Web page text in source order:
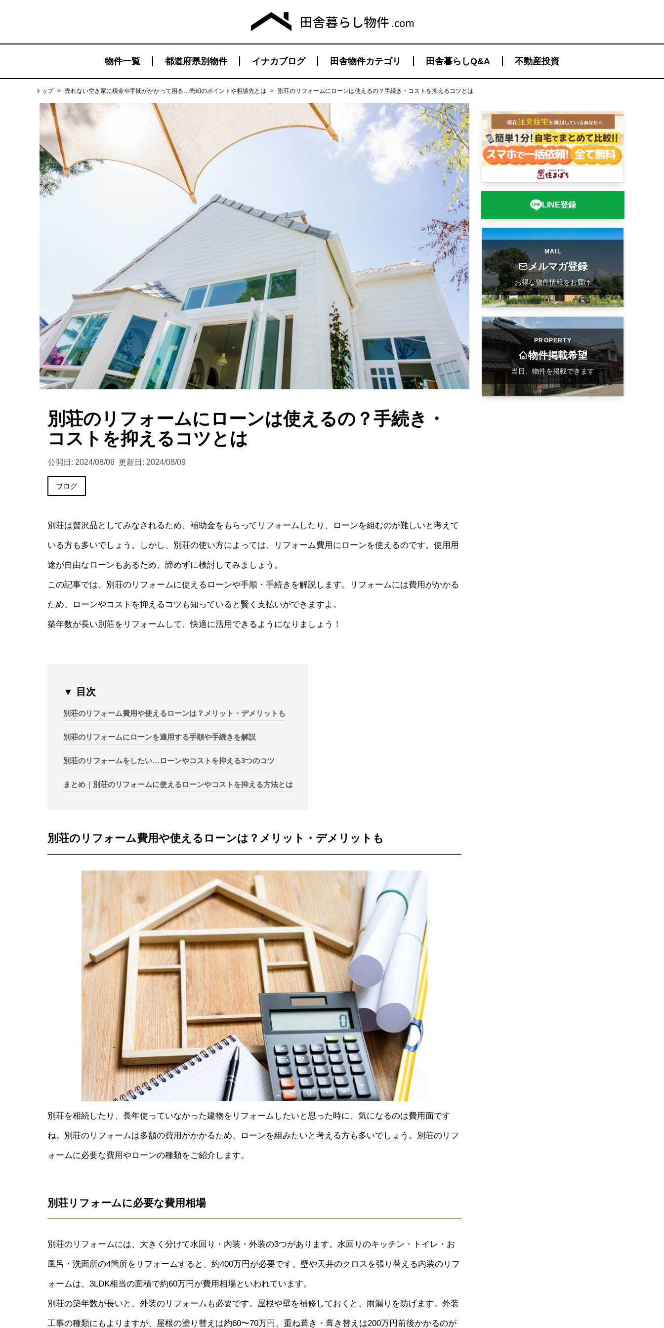
物件一覧 都道府県別物件 イナカブログ 田舎物件カテゴリ 田舎暮らしQ&A 不動産投資
トップ > 売れない空き家に税金や手間がかかって困る…売却のポイントや相談先とは > 別荘のリフォームにローンは使えるの？手続き・コストを抑えるコツとは
別荘のリフォームにローンは使えるの？手続き・
コストを抑えるコツとは
公開日: 2024/08/06 更新日: 2024/08/09
ブログ
別荘は贅沢品としてみなされるため、補助金をもらってリフォームしたり、ローンを組むのが難しいと考えて
いる方も多いでしょう。しかし、別荘の使い方によっては、リフォーム費用にローンを使えるのです。使用用
途が自由なローンもあるため、諦めずに検討してみましょう。
この記事では、別荘のリフォームに使えるローンや手順・手続きを解説します。リフォームには費用がかかる
ため、ローンやコストを抑えるコツも知っていると賢く支払いができますよ。
築年数が長い別荘をリフォームして、快適に活用できるようになりましょう！
▼ 目次
別荘のリフォーム費用や使えるローンは？メリット・デメリットも
別荘のリフォームにローンを適用する手順や手続きを解説
別荘のリフォームをしたい…ローンやコストを抑える3つのコツ
まとめ｜別荘のリフォームに使えるローンやコストを抑える方法とは
別荘のリフォーム費用や使えるローンは？メリット・デメリットも
別荘を相続したり、長年使っていなかった建物をリフォームしたいと思った時に、気になるのは費用面です
ね。別荘のリフォームは多額の費用がかかるため、ローンを組みたいと考える方も多いでしょう。別荘のリフ
ォームに必要な費用やローンの種類をご紹介します。
別荘リフォームに必要な費用相場
別荘のリフォームには、大きく分けて水回り・内装・外装の3つがあります。水回りのキッチン・トイレ・お
風呂・洗面所の4箇所をリフォームすると、約400万円が必要です。壁や天井のクロスを張り替える内装のリフ
ォームは、3LDK相当の面積で約60万円が費用相場といわれています。
別荘の築年数が長いと、外装のリフォームも必要です。屋根や壁を補修しておくと、雨漏りを防げます。外装
工事の種類にもよりますが、屋根の塗り替えは約60〜70万円、重ね葺き・葺き替えは200万円前後かかるのが
LINE登録
MAIL
メルマガ登録
お得な物件情報をお届け
PROPERTY
物件掲載希望
当日、物件を掲載できます